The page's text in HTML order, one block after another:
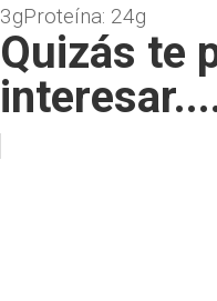
3gProteína: 24g
Quizás te